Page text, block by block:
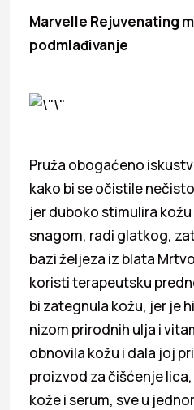
Marvelle Rejuvenating
podmlađivanje
Pruža obogaćeno
kako bi se očistile
jer duboko stimulira
snagom, radi glatkog,
bazi željeza iz blata
koristi terapeutsku
bi zategnula kožu, jer je
nizom prirodnih ulja i
obnovila kožu i dala joj
proizvod za čišćenje
kože i serum, sve u